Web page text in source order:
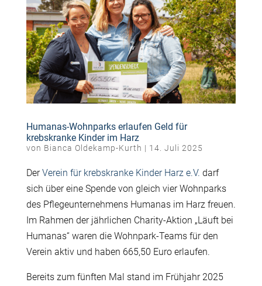
Humanas-Wohnparks erlaufen Geld für
krebskranke Kinder im Harz
von Bianca Oldekamp-Kurth | 14. Juli 2025
DerVerein für krebskranke Kinder Harz e.V. darf
sich über eine Spende von gleich vier Wohnparks
des Pflegeunternehmens Humanas im Harz freuen.
Im Rahmen der jährlichen Charity-Aktion „Läuft bei
Humanas“ waren die Wohnpark-Teams für den
Verein aktiv und haben 665,50 Euro erlaufen.
Bereits zum fünften Mal stand im Frühjahr 2025